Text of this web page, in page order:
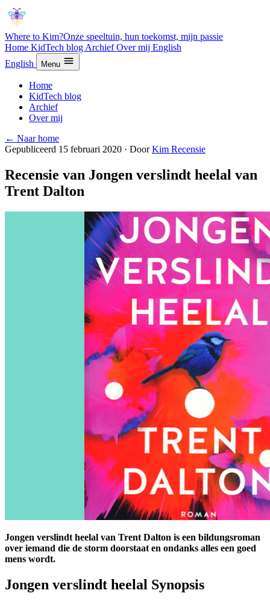
Where to Kim?Onze speeltuin, hun toekomst, mijn passie
Home KidTech blog ArchiefOver mij English
English
Menu
Home
KidTech blog
Archief
Over mij
← Naar home
Gepubliceerd 15 februari 2020 · DoorKim Recensie
Recensie van Jongen verslindt heelal van
Trent Dalton
Jongen verslindt heelal van Trent Dalton is een bildungsroman
over iemand die de storm doorstaat en ondanks alles een goed
mens wordt.
Jongen verslindt heelal Synopsis